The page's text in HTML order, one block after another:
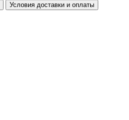
Условия доставки и оплаты